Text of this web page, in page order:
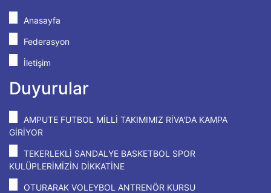
Anasayfa
Federasyon
İletişim
Duyurular
AMPUTE FUTBOL MİLLİ TAKIMIMIZ RİVA'DA KAMPA
GİRİYOR
TEKERLEKLİ SANDALYE BASKETBOL SPOR
KULÜPLERİMİZİN DİKKATİNE
OTURARAK VOLEYBOL ANTRENÖR KURSU